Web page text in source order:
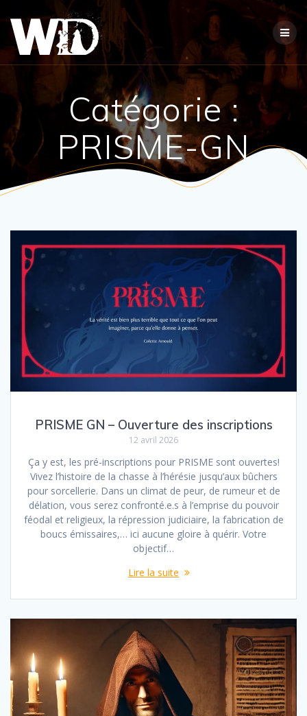
Catégorie :
PRISME-GN
PRISME GN – Ouverture des inscriptions
12 avril 2026
Ça y est, les pré-inscriptions pour PRISME sont ouvertes!
Vivez l’histoire de la chasse à l’hérésie jusqu’aux bûchers
pour sorcellerie. Dans un climat de peur, de rumeur et de
délation, vous serez confronté.e.s à l’emprise du pouvoir
féodal et religieux, la répression judiciaire, la fabrication de
boucs émissaires,… ici aucune gloire à quérir. Votre
objectif…
Lire la suite